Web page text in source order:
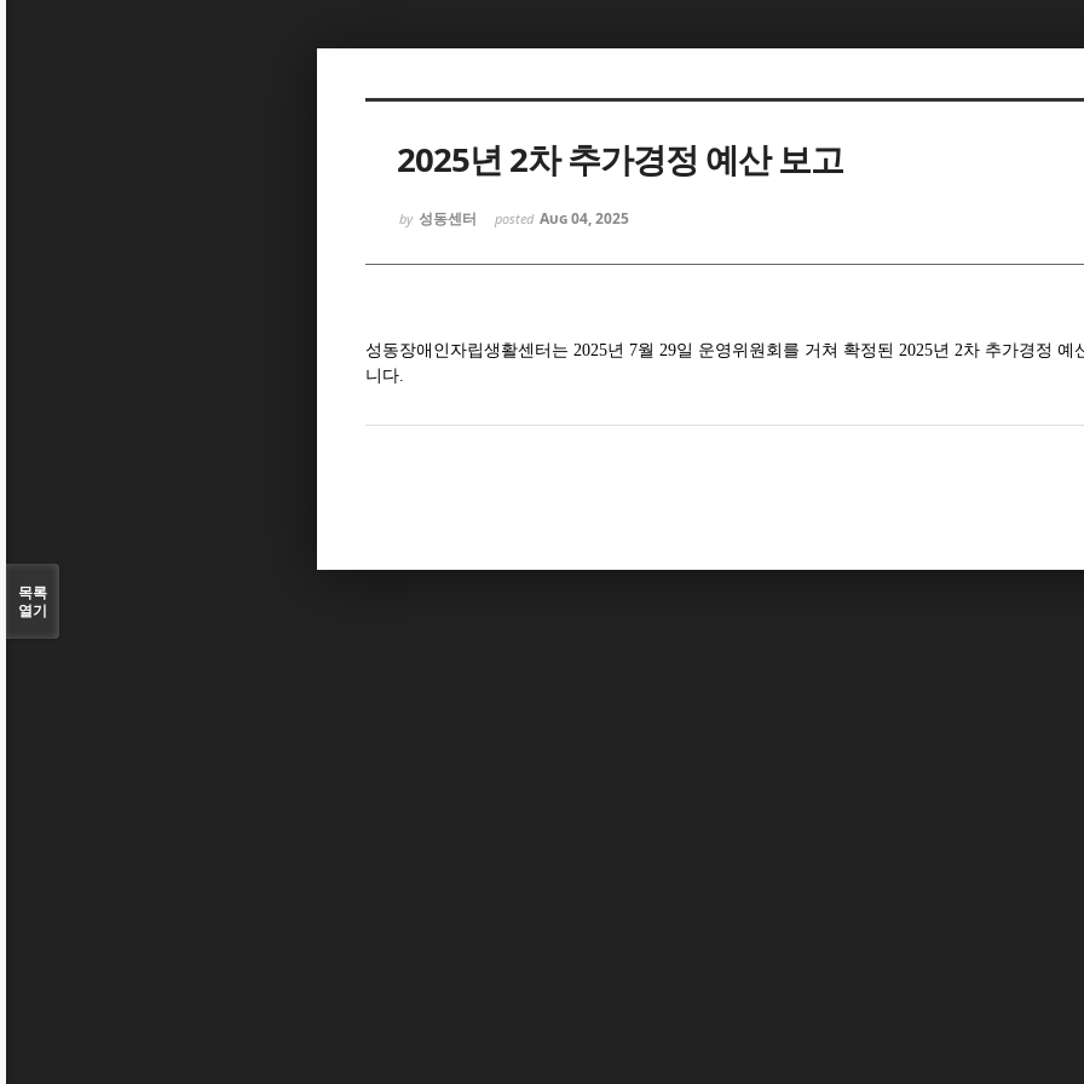
2025년 2차 추가경정 예산 보고
by 성동센터 posted Aug 04, 2025
성동장애인자립생활센터는 2025년 7월 29일 운영위원회를 거쳐 확정된 2025년 2차 추가경정 예
니다.
목록
열기
Sketchbook5, 스케치북5
Sketchbook5, 스케치북5